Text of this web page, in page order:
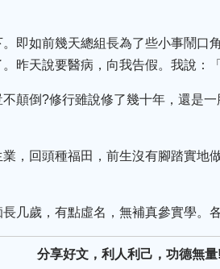
即如前幾天總組長為了些小事鬧口
昨天說要醫病，向我告假。我說：
顛倒?修行雖說修了幾十年，還是
，回頭種福田，前生沒有腳踏實地
几歲，有點虛名，無補真參實學。
分享好文，利人利己，功德無量!